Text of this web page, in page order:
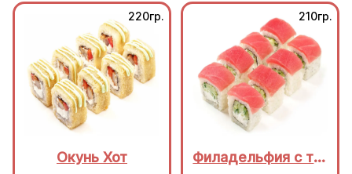
220гр.
Окунь Хот
210гр.
Филадельфия с тунцом